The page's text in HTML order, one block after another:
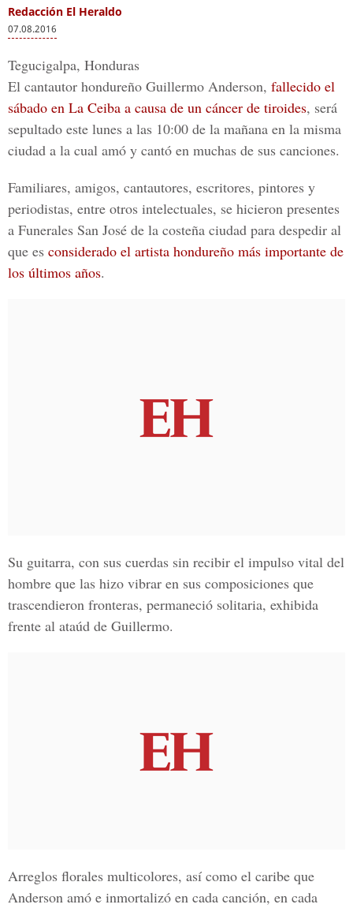
Redacción El Heraldo
07.08.2016
Tegucigalpa, Honduras
El cantautor hondureño Guillermo Anderson, fallecido el
sábado en La Ceiba a causa de un cáncer de tiroides, será
sepultado este lunes a las 10:00 de la mañana en la misma
ciudad a la cual amó y cantó en muchas de sus canciones.
Familiares, amigos, cantautores, escritores, pintores y
periodistas, entre otros intelectuales, se hicieron presentes
a Funerales San José de la costeña ciudad para despedir al
que es considerado el artista hondureño más importante de
los últimos años.
Su guitarra, con sus cuerdas sin recibir el impulso vital del
hombre que las hizo vibrar en sus composiciones que
trascendieron fronteras, permaneció solitaria, exhibida
frente al ataúd de Guillermo.
Arreglos florales multicolores, así como el caribe que
Anderson amó e inmortalizó en cada canción, en cada